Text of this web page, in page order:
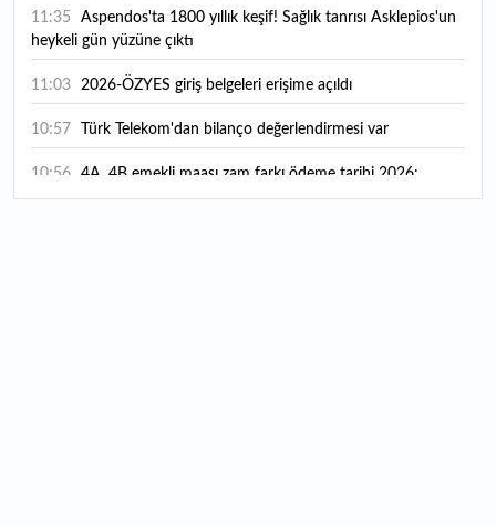
11:35
heykeli gün yüzüne çıktı
11:03 2026-ÖZYES giriş belgeleri erişime açıldı
10:57 Türk Telekom'dan bilanço değerlendirmesi var
10:56
Emekli zam farkı ne zaman yatacak? Emekli maaşı sorgulama